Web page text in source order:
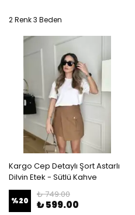
2 Renk 3 Beden
Kargo Cep Detaylı Şort Astarlı
Dilvin Etek - Sütlü Kahve
%20
₺ 749.00
₺ 599.00